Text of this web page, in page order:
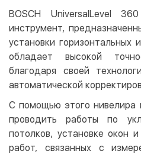
Google Pay
Безналичный расчет
Оплата на карту юр.лица
Оплата на счет юр.лица
Мгновенная рассрочка
Оплата частями
Покупка частями (Монобанк)
BOSCH UniversalLevel
инструмент,
установки горизонтальных
обладает высокой
благодаря своей
автоматической
С помощью этого нивелира
проводить работы по
потолков, установке окон
работ, связанных с